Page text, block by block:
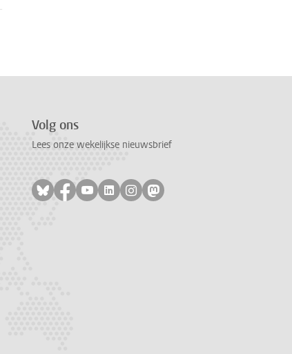
Volg ons
Lees onze wekelijkse nieuwsbrief
Volg ons op bluesky
Volg ons op facebook
Volg ons op youtube
Volg ons op linkedin
Volg ons op instagram
Volg ons op mastodon